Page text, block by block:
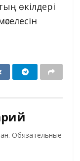
өкілдері
Обязательные